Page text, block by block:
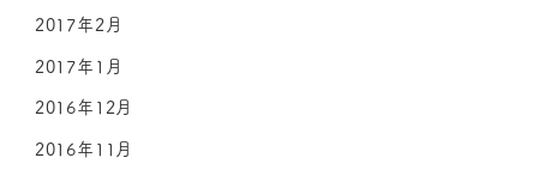
2017年2月
2017年1月
2016年12月
2016年11月